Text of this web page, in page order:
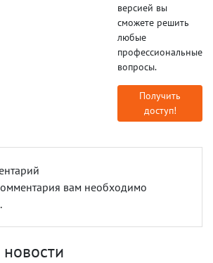
версией вы
сможете решить
любые
профессиональные
вопросы.
Получить
доступ!
вам необходимо
.